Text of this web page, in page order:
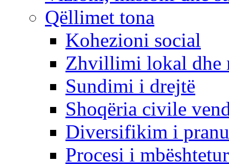
Qëllimet tona
Kohezioni social
Zhvillimi lokal dhe
Sundimi i drejtë
Shoqëria civile
Diversifikim i
Procesi i